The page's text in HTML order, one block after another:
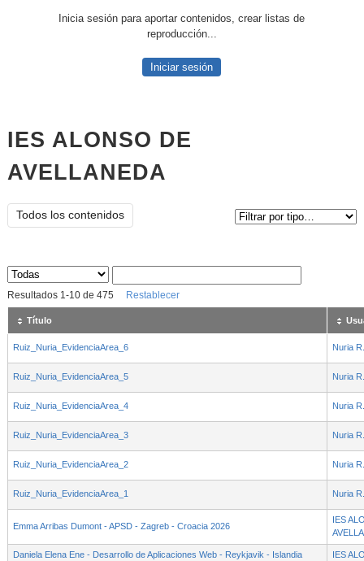
Inicia sesión para aportar contenidos, crear listas de
reproducción...
Iniciar sesión
IES ALONSO DE
AVELLANEDA
Todos los contenidos
Sus archivos
Resultados 1 -10de 475 Restablecer
Título
Ruiz_Nuria_EvidenciaArea_6 Nuria R.
Ruiz_Nuria_EvidenciaArea_5 Nuria R.
Ruiz_Nuria_EvidenciaArea_4 Nuria R.
Ruiz_Nuria_EvidenciaArea_3 Nuria R.
Ruiz_Nuria_EvidenciaArea_2 Nuria R.
Ruiz_Nuria_EvidenciaArea_1 Nuria R.
Emma Arribas Dumont - APSD - Zagreb - Croacia 2026
IES
Daniela Elena Ene - Desarrollo de Aplicaciones Web - Reykjavik - Islandia
IES